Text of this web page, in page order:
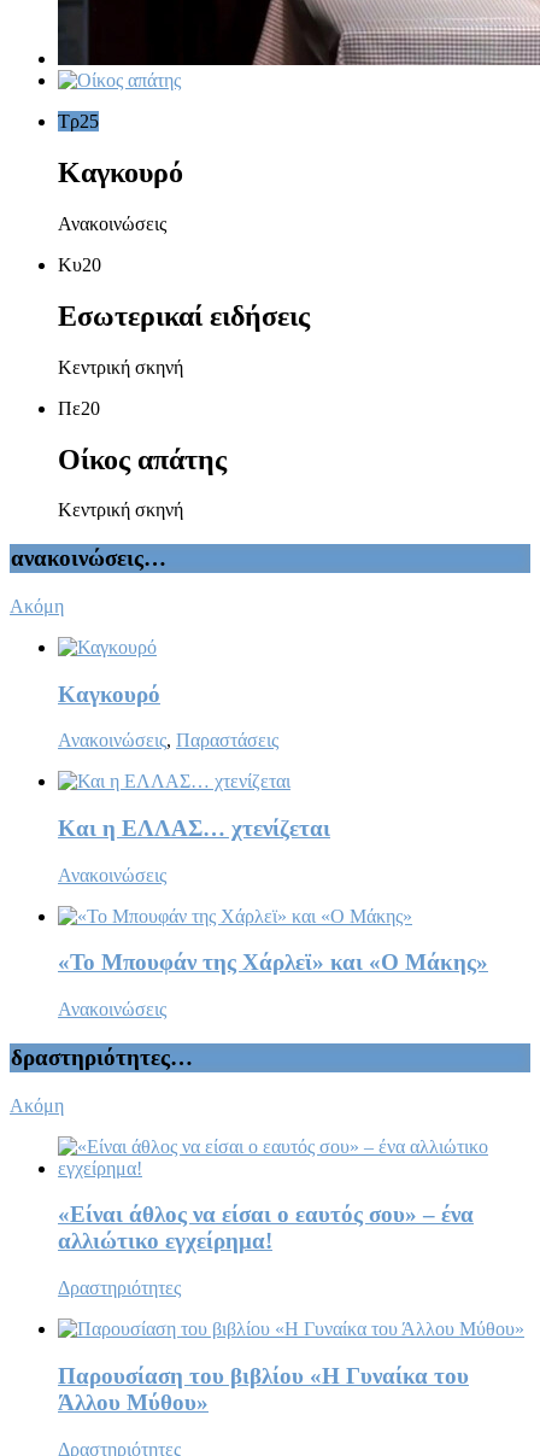
Τρ25
Καγκουρό
Ανακοινώσεις
Κυ20
Εσωτερικαί ειδήσεις
Κεντρική σκηνή
Πε20
Οίκος απάτης
Κεντρική σκηνή
ανακοινώσεις…
Ακόμη
Καγκουρό
Ανακοινώσεις, Παραστάσεις
Και η ΕΛΛΑΣ… χτενίζεται
Ανακοινώσεις
«Το Μπουφάν της Χάρλεϊ» και «Ο Μάκης»
Ανακοινώσεις
δραστηριότητες…
Ακόμη
«Είναι άθλος να είσαι ο εαυτός σου» – ένα
αλλιώτικο εγχείρημα!
Δραστηριότητες
Παρουσίαση του βιβλίου «Η Γυναίκα του
Άλλου Μύθου»
Δραστηριότητες